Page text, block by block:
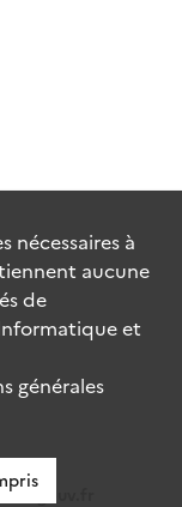
nécessaires à
aucune
de
et
générales